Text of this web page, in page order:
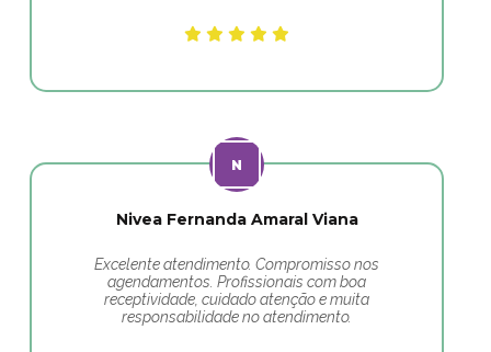
Nivea Fernanda Amaral Viana
Excelente atendimento. Compromisso nos
agendamentos. Profissionais com boa
receptividade, cuidado atenção e muita
responsabilidade no atendimento.